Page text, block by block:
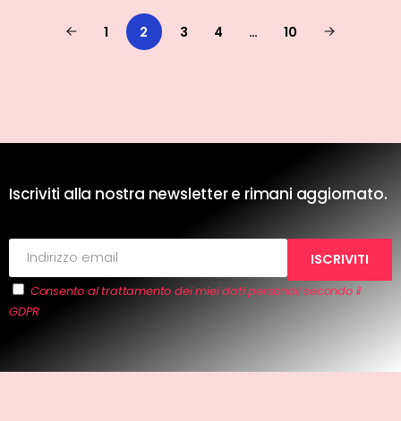
1 2 3 4 … 10
Iscriviti alla nostra newsletter e rimani aggiornato.
Consento al trattamento dei miei dati personali secondo il
GDPR